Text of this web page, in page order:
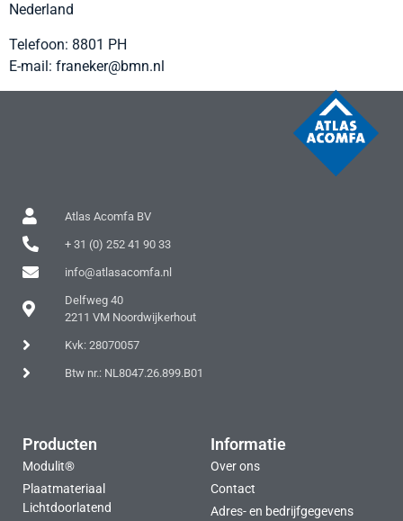
Nederland
Telefoon: 8801 PH
E-mail: franeker@bmn.nl
Atlas Acomfa BV
+ 31 (0) 252 41 90 33
info@atlasacomfa.nl
Delfweg 40
2211 VM Noordwijkerhout
Kvk: 28070057
Btw nr.: NL8047.26.899.B01
Producten
Modulit®
Plaatmateriaal
Lichtdoorlatend
Informatie
Over ons
Contact
Adres- en bedrijfgegevens